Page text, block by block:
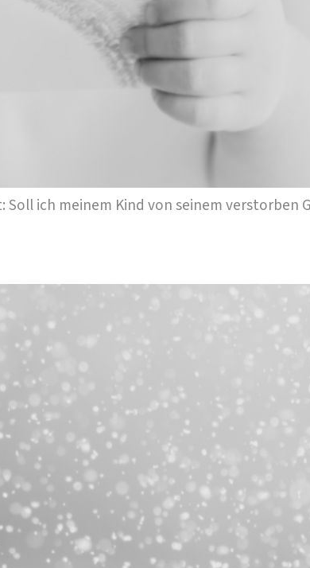
ich meinem Kind von seinem verstorben